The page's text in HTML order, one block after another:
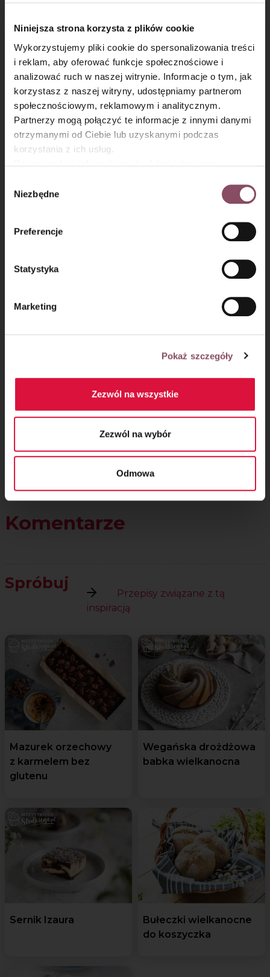
Niniejsza strona korzysta z plików cookie
Wykorzystujemy pliki cookie do spersonalizowania treści
i reklam, aby oferować funkcje społecznościowe i
analizować ruch w naszej witrynie. Informacje o tym, jak
korzystasz z naszej witryny, udostępniamy partnerom
społecznościowym, reklamowym i analitycznym.
Partnerzy mogą połączyć te informacje z innymi danymi
otrzymanymi od Ciebie lub uzyskanymi podczas
korzystania z ich usług.
Gdańsk (80-339) adres: Dickmana 14/15 więcej
informacji o przetwarzaniu danych osobowych oraz
Polityce
prywatności.
zgody
Niezbędne
Preferencje
Statystyka
Marketing
Pokaż szczegóły
Zezwól na wszystkie
Zezwól na wybór
Odmowa
Krok 3
części. Po doklejaniu ostatniego fragmentu, włóż
do środka kawałek sznureczka. Wszystko mocno
przyciśnij i poczekaj chwilę, żeby klej dobrze złapał.
Krok 4
znajdziesz więcej naszych inspiracji na
proste dekoracje wielkanocne🐇
Komentarze
Spróbuj
Przepisy związane z tą
inspiracją
Mazurek orzechowy
z karmelem bez
glutenu
Wegańska drożdżowa
babka wielkanocna
Sernik Izaura
Bułeczki wielkanocne
do koszyczka
×